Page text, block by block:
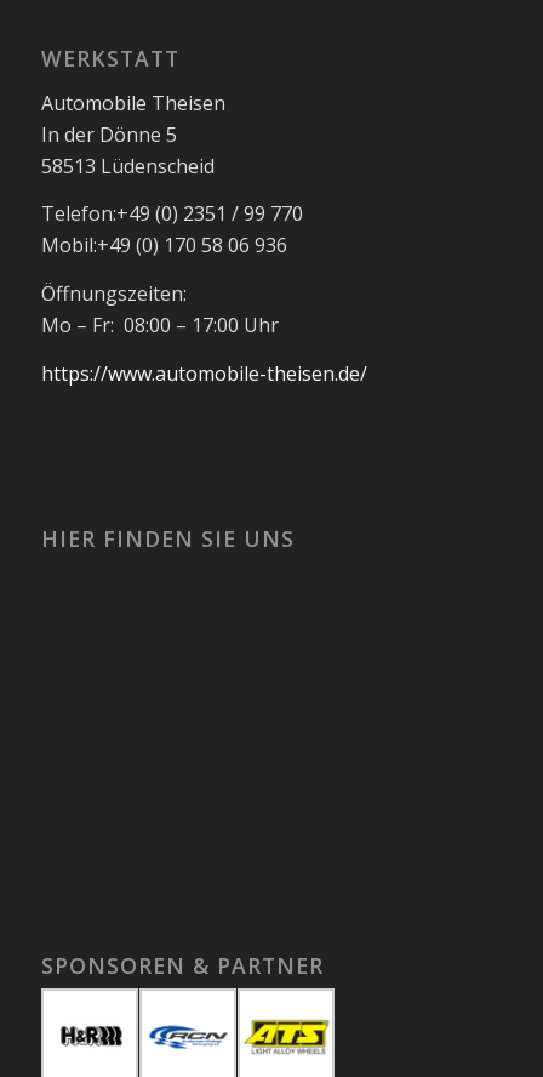
WERKSTATT
Automobile Theisen
In der Dönne 5
58513 Lüdenscheid
Telefon:+49 (0) 2351 / 99 770
Mobil:+49 (0) 170 58 06 936
Öffnungszeiten:
Mo – Fr: 08:00 – 17:00 Uhr
https://www.automobile-theisen.de/
HIER FINDEN SIE UNS
SPONSOREN & PARTNER